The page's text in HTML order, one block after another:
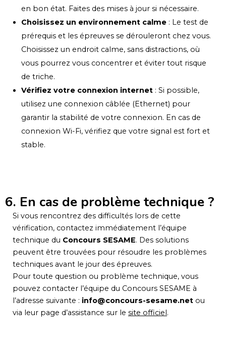
en bon état. Faites des mises à jour si nécessaire.
Choisissez un environnement calme : Le test de
prérequis et les épreuves se dérouleront chez vous.
Choisissez un endroit calme, sans distractions, où
vous pourrez vous concentrer et éviter tout risque
de triche.
Vérifiez votre connexion internet : Si possible,
utilisez une connexion câblée (Ethernet) pour
garantir la stabilité de votre connexion. En cas de
connexion Wi-Fi, vérifiez que votre signal est fort et
stable.
6. En cas de problème technique ?
Si vous rencontrez des difficultés lors de cette
vérification, contactez immédiatement l’équipe
technique du Concours SESAME. Des solutions
peuvent être trouvées pour résoudre les problèmes
techniques avant le jour des épreuves.
Pour toute question ou problème technique, vous
pouvez contacter l’équipe du Concours SESAME à
l’adresse suivante : info@concours-sesame.net ou
via leur page d’assistance sur le site officiel.